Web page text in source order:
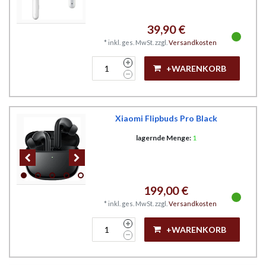
39,90 €
* inkl. ges. MwSt. zzgl. Versandkosten
+WARENKORB
Xiaomi Flipbuds Pro Black
lagernde Menge: 1
199,00 €
* inkl. ges. MwSt. zzgl. Versandkosten
+WARENKORB